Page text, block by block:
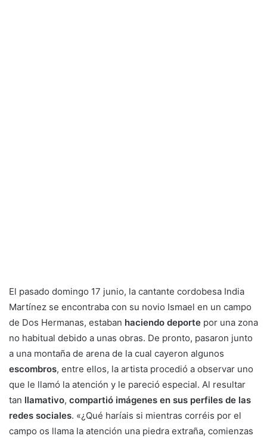
El pasado domingo 17 junio, la cantante cordobesa India
Martínez se encontraba con su novio Ismael en un campo
de Dos Hermanas, estaban haciendo deporte por una zona
no habitual debido a unas obras. De pronto, pasaron junto
a una montaña de arena de la cual cayeron algunos
escombros, entre ellos, la artista procedió a observar uno
que le llamó la atención y le pareció especial. Al resultar
tan llamativo, compartió imágenes en sus perfiles de las
redes sociales. «¿Qué haríais si mientras corréis por el
campo os llama la atención una piedra extraña, comienzas